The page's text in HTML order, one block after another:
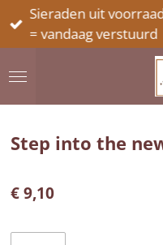
Ga
direct
de
Sieraden uit
= vandaag verstuurd
Step into the
€ 9,10